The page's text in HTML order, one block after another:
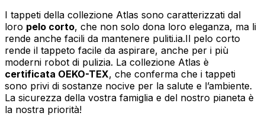
I tappeti della collezione Atlas sono caratterizzati dal
loro pelo corto, che non solo dona loro eleganza, ma li
rende anche facili da mantenere puliti.ia.Il pelo corto
rende il tappeto facile da aspirare, anche per i più
moderni robot di pulizia. La collezione Atlas è
certificata OEKO-TEX, che conferma che i tappeti
sono privi di sostanze nocive per la salute e l’ambiente.
La sicurezza della vostra famiglia e del nostro pianeta è
la nostra priorità!